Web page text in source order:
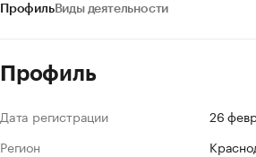
ПрофильВиды деятельности
Профиль
Дата регистрации
26
Регион